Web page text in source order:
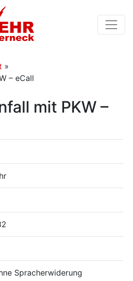
»
– eCall
mit PKW –
Spracherwiderung